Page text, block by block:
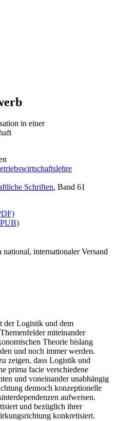
in einer
Schriften, Band 61
national, internationaler Versand
der Logistik und dem
miteinander
Theorie bislang
und noch immer werden.
zeigen, dass Logistik und
prima facie verschiedene
und voneinander unabhängig
dennoch konzeptionelle
aufweisen.
und bezüglich ihrer
konkretisiert.